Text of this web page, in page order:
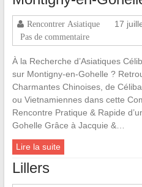
Rencontrer Asiatique 17
Pas de commentaire
À la Recherche d’Asiatiques
sur Montigny-en-Gohelle ?
Charmantes Chinoises, de
ou Vietnamiennes dans cette
Rencontre Pratique & Rapide
Gohelle Grâce à Jacquie &…
Lire la suite
Lillers